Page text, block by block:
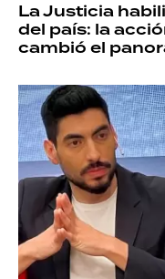
La Justicia
del país: la
cambió el